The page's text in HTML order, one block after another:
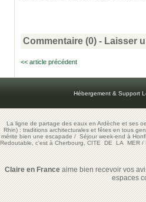
Commentaire (0) - Laisser
<< article précédent
Hébergement & Support
La ligne de partage des eaux en Ardèche et ses
Rhin) : traditions architecturales et fêtes en tous
mérite bien une escapade/Séjour week-end à
Redoutable, c'est à Cherbourg, CITE DE LA MER/
Claire en Franceaime bien recevoir vos
espaces